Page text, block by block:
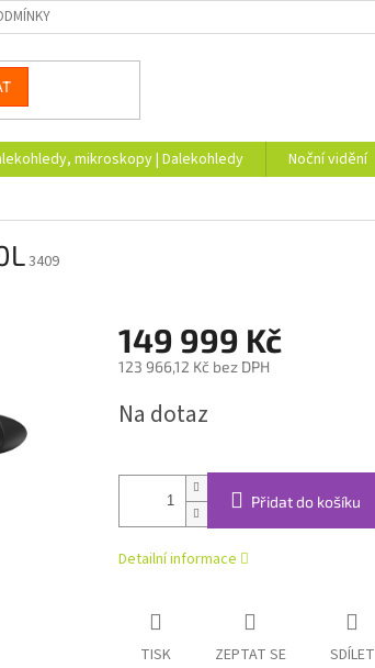
mikroskopy | Dalekohledy Noční vidění
3409
149 999 Kč
123 966,12 Kč bez DPH
cena:
Na dotaz
Přidat do košíku
Detailní informace
TISK ZEPTAT SE SDÍLET